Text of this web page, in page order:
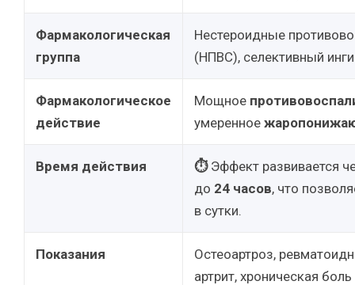
Фармакологическая
группа
Нестероидные
(НПВС), селективный
Фармакологическое
действие
Мощное
умеренное
Время действия ⏱Эффект развивается
до 24 часов, что
в сутки.
Показания
Остеоартроз,
артрит, хроническая